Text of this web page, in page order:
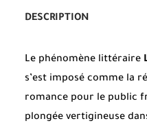
DESCRIPTION
Le phénomène littéraire
s’est imposé comme la
romance pour le public
plongée vertigineuse